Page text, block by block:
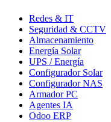
Redes & IT
Seguridad & CCTV
Almacenamiento
Energía Solar
UPS / Energía
Configurador Solar
Configurador NAS
Armador PC
Agentes IA
Odoo ERP